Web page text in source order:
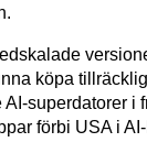
köpa
superdatorer i
förbi USA i